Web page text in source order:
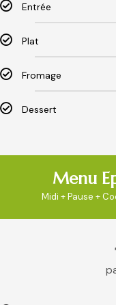
Entrée
Plat
Fromage
Dessert
Menu
Midi + Pause +